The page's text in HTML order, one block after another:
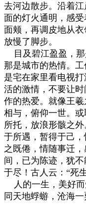
去河边散步。沿着
面的灯火通明，感
面颊，再调皮地从
放慢了脚步。
目及碧江盈盈，
那是城市的热情。
是宅在家里看电视
活的激情，不要让
作的热爱。就像王
相与，俯仰一世。
所托，放浪形骸之
于所遇，暂得于己
之既倦，情随事迁
间，已为陈迹，犹
于尽！古人云：“死
人的一生，美好
同天地蜉蝣，沧海